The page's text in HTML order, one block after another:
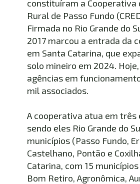
constituíram a Cooperativa
Rural de Passo Fundo
Firmada no Rio Grande do
2017 marcou a entrada da
em Santa Catarina, que
solo mineiro em 2024.
agências em
mil associados.
A cooperativa atua em três
sendo eles Rio Grande do
municípios (Passo Fundo,
Castelhano, Pontão e
Catarina, com 15
Bom Retiro, Agronômica,